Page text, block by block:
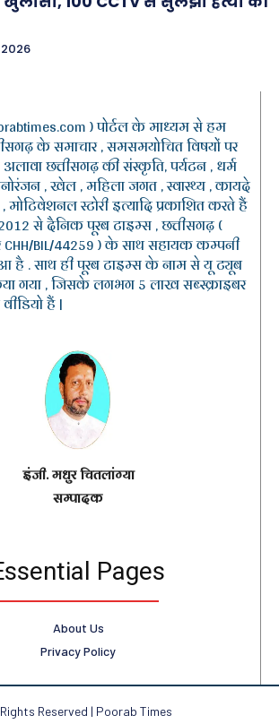
) पोर्टल के माध्यम से हम
के समाचार , समसमयोचित विषयों पर
छत्तीसगढ़ की संस्कृति, पर्यटन , धर्म
, खेल , महिला जगत , स्वास्थ्य , कायदे
मोटिवेशनल स्टोरी इत्यादि प्रकाशित करते हैं
से दैनिक पूरब टाइम्स , छत्तीसगढ़ (
BIL/44259 ) के साथ सहायक कम्पनी
. साथ ही पूरब टाइम्स के नाम से यू ट्यूब
गया , जिसके लगभग 5 लाख सब्स्क्राइबर
हैं |
इंजी. मधुर चितलांग्या
सम्पादक
Pages
About Us
Privacy Policy
Reserved | Poorab Times